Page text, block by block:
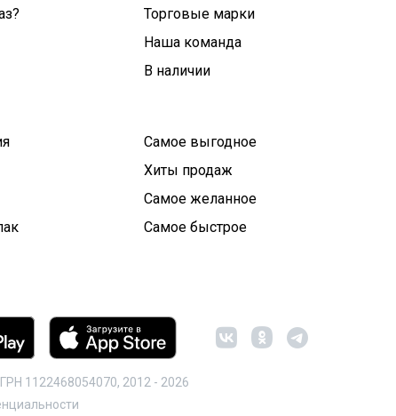
Торговые марки
Наша команда
В наличии
Самое выгодное
Хиты продаж
Самое желанное
Самое быстрое
1122468054070, 2012 - 2026